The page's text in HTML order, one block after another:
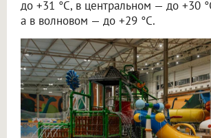
до +31 °C, в центральном — до +30
а в волновом — до +29 °C.